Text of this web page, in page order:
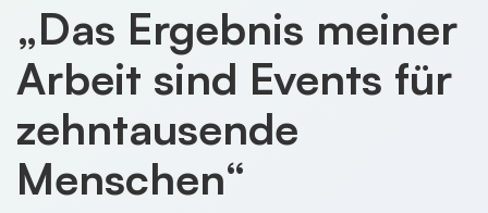
„Das Ergebnis meiner
Arbeit sind Events für
zehntausende
Menschen“